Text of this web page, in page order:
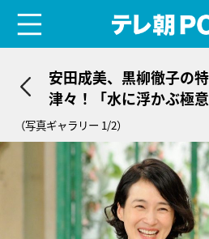
安田成美、黒柳徹子の
津々！「水に浮かぶ極
（写真ギャラリー 1/2）